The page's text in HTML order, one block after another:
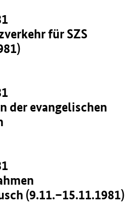
für SZS
der evangelischen
(9.11.–15.11.1981)